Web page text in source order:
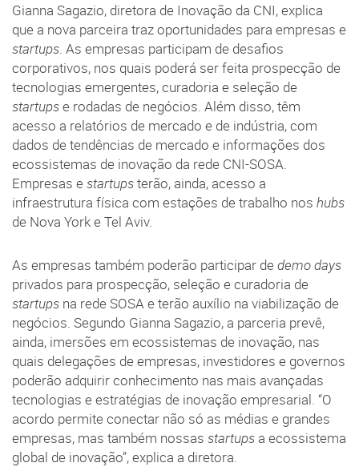
Gianna Sagazio, diretora de Inovação da CNI, explica
que a nova parceira traz oportunidades para empresas e
startups. As empresas participam de desafios
corporativos, nos quais poderá ser feita prospecção de
tecnologias emergentes, curadoria e seleção de
startupse rodadas de negócios. Além disso, têm
acesso a relatórios de mercado e de indústria, com
dados de tendências de mercado e informações dos
ecossistemas de inovação da rede CNI-SOSA.
Empresas estartupsterão, ainda, acesso a
infraestrutura física com estações de trabalho nos hubs
de Nova York e Tel Aviv.
As empresas também poderão participar dedemo days
privados para prospecção, seleção e curadoria de
startups na rede SOSA e terão auxílio na viabilização de
negócios. Segundo Gianna Sagazio, a parceria prevê,
ainda, imersões em ecossistemas de inovação, nas
quais delegações de empresas, investidores e governos
poderão adquirir conhecimento nas mais avançadas
tecnologias e estratégias de inovação empresarial. “O
acordo permite conectar não só as médias e grandes
empresas, mas também nossas startupsa ecossistema
global de inovação”, explica a diretora.